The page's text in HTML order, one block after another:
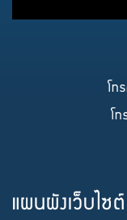
โ
โ
แผนผังเว็บไซต์